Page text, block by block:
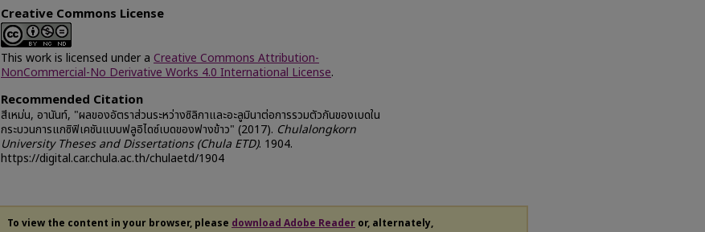
Creative Commons License
This work is licensed under a Creative Commons Attribution-
NonCommercial-No Derivative Works 4.0 International License.
Recommended Citation
สีเหม่น, อานันท์, "ผลของอัตราส่วนระหว่างซิลิกาและอะลูมินาต่อการรวมตัวกันของเบดใน
กระบวนการแกซิฟิเคชันแบบฟลูอิไดซ์เบดของฟางข้าว" (2017). Chulalongkorn
University Theses and Dissertations (Chula ETD). 1904.
https://digital.car.chula.ac.th/chulaetd/1904
To view the content in your browser, please download Adobe Reader or, alternately,